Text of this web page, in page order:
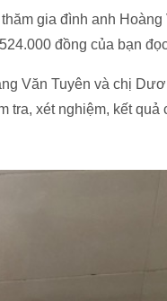
gia đình anh
đồng của bạn
Văn Tuyên và chị
tra, xét nghiệm, kết